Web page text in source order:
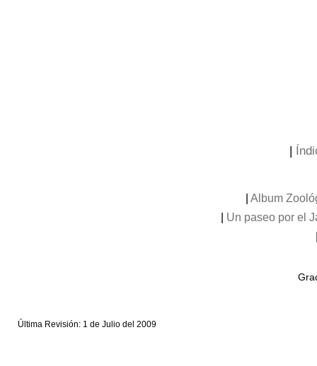
|
Album
Un paseo por el
Última Revisión: 1 de Julio del 2009